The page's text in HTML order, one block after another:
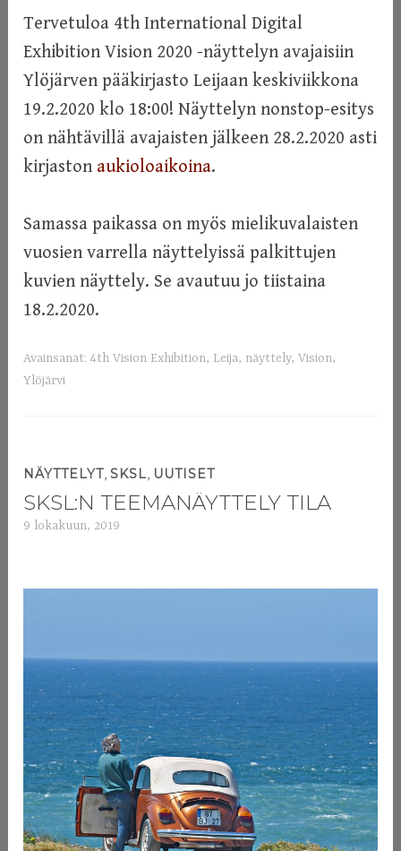
Tervetuloa 4th International Digital
Exhibition Vision 2020 -näyttelyn avajaisiin
Ylöjärven pääkirjasto Leijaan keskiviikkona
19.2.2020 klo 18:00! Näyttelyn nonstop-esitys
on nähtävillä avajaisten jälkeen 28.2.2020 asti
kirjaston aukioloaikoina.
Samassa paikassa on myös mielikuvalaisten
vuosien varrella näyttelyissä palkittujen
kuvien näyttely. Se avautuu jo tiistaina
18.2.2020.
Avainsanat:4th Vision Exhibition, Leija, näyttely,Vision,
Ylöjärvi
NÄYTTELYT,SKSL, UUTISET
SKSL:N TEEMANÄYTTELY TILA
9 lokakuun, 2019
i